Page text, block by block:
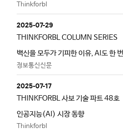
Thinkforbl
2025-07-29
THINKFORBL COLUMN SERIES
백신을 모두가 기피한 이유, AI도 한
정보통신신문
2025-07-17
THINKFORBL 사보 기술 파트 48호
인공지능(AI) 시장 동향
Thinkforbl